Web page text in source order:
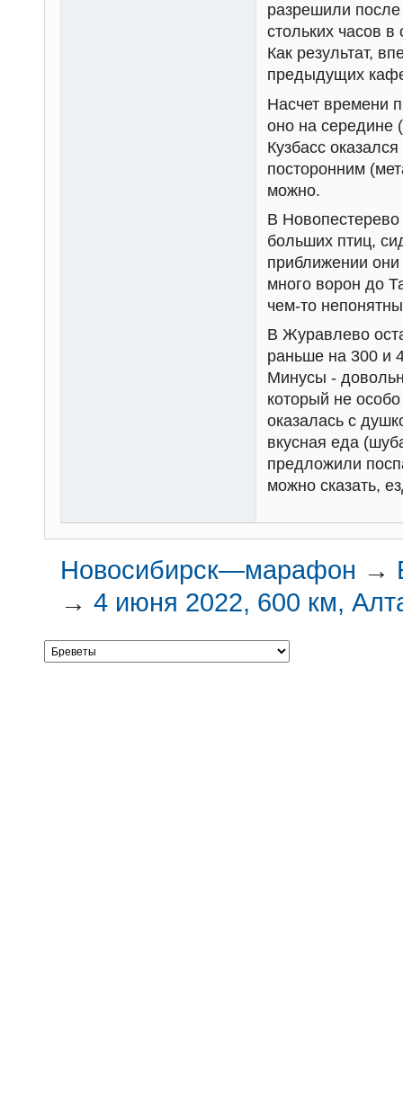
разрешили после
стольких часов
Как результат,
предыдущих
Насчет времени
оно на середине
Кузбасс
посторонним
можно.
В Новопестерево
больших птиц,
приближении
много ворон до
чем-то
В Журавлево
раньше на 300 и
Минусы -
который не
оказалась с
вкусная еда
предложили
можно сказать,
Новосибирск—марафон →
→4 июня 2022, 600 км,